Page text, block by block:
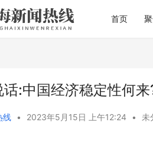
首页
话:中国经济稳定性何
线 • 2023年5月15日 上午12:24 • 未